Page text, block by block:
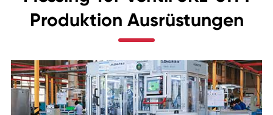
Produktion Ausrüstungen